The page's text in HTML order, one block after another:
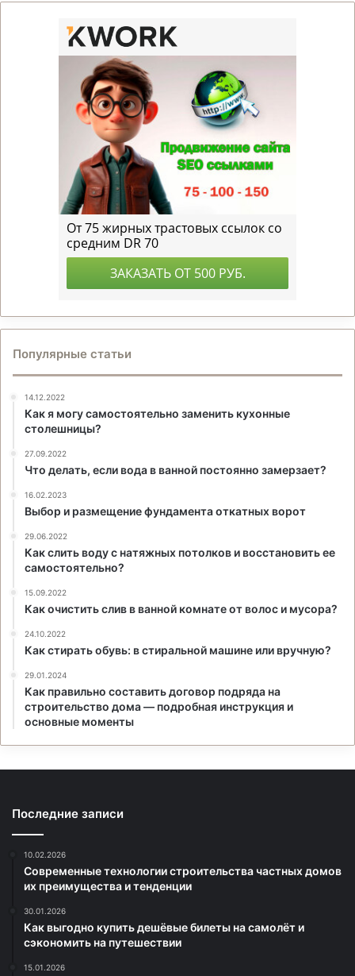
Популярные статьи
14.12.2022
Как я могу самостоятельно заменить кухонные
столешницы?
27.09.2022
Что делать, если вода в ванной постоянно замерзает?
16.02.2023
Выбор и размещение фундамента откатных ворот
29.06.2022
Как слить воду с натяжных потолков и восстановить ее
самостоятельно?
15.09.2022
Как очистить слив в ванной комнате от волос и мусора?
24.10.2022
Как стирать обувь: в стиральной машине или вручную?
29.01.2024
Как правильно составить договор подряда на
строительство дома — подробная инструкция и
основные моменты
Последние записи
10.02.2026
Современные технологии строительства частных домов
их преимущества и тенденции
30.01.2026
Как выгодно купить дешёвые билеты на самолёт и
сэкономить на путешествии
15.01.2026